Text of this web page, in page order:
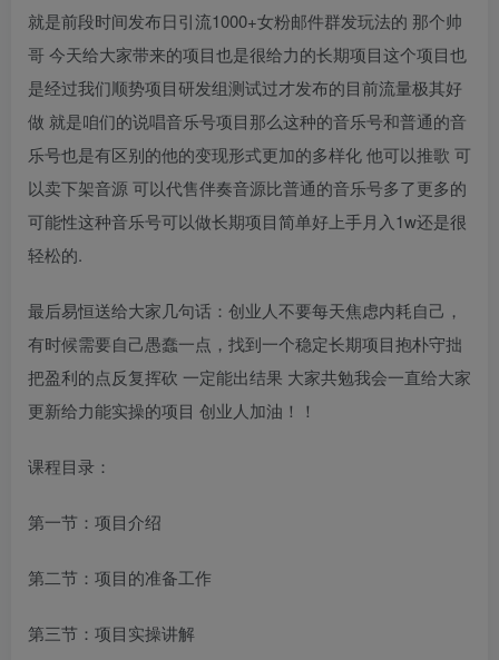
就是前段时间发布日引流1000+女粉邮件群发玩法的 那个帅
哥 今天给大家带来的项目也是很给力的长期项目这个项目也
是经过我们顺势项目研发组测试过才发布的目前流量极其好
做 就是咱们的说唱音乐号项目那么这种的音乐号和普通的音
乐号也是有区别的他的变现形式更加的多样化 他可以推歌 可
以卖下架音源 可以代售伴奏音源比普通的音乐号多了更多的
可能性这种音乐号可以做长期项目简单好上手月入1w还是很
轻松的.
最后易恒送给大家几句话：创业人不要每天焦虑内耗自己，
有时候需要自己愚蠢一点，找到一个稳定长期项目抱朴守拙
把盈利的点反复挥砍 一定能出结果 大家共勉我会一直给大家
更新给力能实操的项目 创业人加油！！
课程目录：
第一节：项目介绍
第二节：项目的准备工作
第三节：项目实操讲解